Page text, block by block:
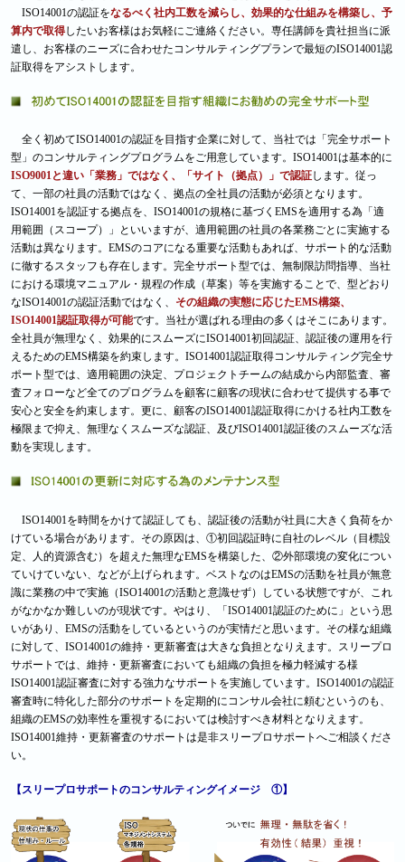
ISO14001の認証をなるべく社内工数を減らし、効果的な仕組みを構築し、予
算内で取得したいお客様はお気軽にご連絡ください。専任講師を貴社担当に派
遣し、お客様のニーズに合わせたコンサルティングプランで最短のISO14001認
証取得をアシストします。
全く初めてISO14001の認証を目指す企業に対して、当社では「完全サポート
型」のコンサルティングプログラムをご用意しています。ISO14001は基本的に
ISO9001と違い「業務」ではなく、「サイト（拠点）」で認証します。従っ
て、一部の社員の活動ではなく、拠点の全社員の活動が必須となります。
ISO14001を認証する拠点を、ISO14001の規格に基づくEMSを適用する為「適
用範囲（スコープ）」といいますが、適用範囲の社員の各業務ごとに実施する
活動は異なります。EMSのコアになる重要な活動もあれば、サポート的な活動
に徹するスタッフも存在します。完全サポート型では、無制限訪問指導、当社
における環境マニュアル・規程の作成（草案）等を実施することで、型どおり
なISO14001の認証活動ではなく、 その組織の実態に応じたEMS構築、
ISO14001認証取得が可能です。当社が選ばれる理由の多くはそこにあります。
全社員が無理なく、効果的にスムーズにISO14001初回認証、認証後の運用を行
えるためのEMS構築を約束します。ISO14001認証取得コンサルティング完全サ
ポート型では、適用範囲の決定、プロジェクトチームの結成から内部監査、審
査フォローなど全てのプログラムを顧客に顧客の現状に合わせて提供する事で
安心と安全を約束します。更に、顧客のISO14001認証取得にかける社内工数を
極限まで抑え、無理なくスムーズな認証、及びISO14001認証後のスムーズな活
動を実現します。
ISO14001を時間をかけて認証しても、認証後の活動が社員に大きく負荷をか
けている場合があります。その原因は、①初回認証時に自社のレベル（目標設
定、人的資源含む）を超えた無理なEMSを構築した、②外部環境の変化につい
ていけていない、などが上げられます。ベストなのはEMSの活動を社員が無意
識に業務の中で実施（ISO14001の活動と意識せず）している状態ですが、これ
がなかなか難しいのが現状です。やはり、「ISO14001認証のために」という思
いがあり、EMSの活動をしているというのが実情だと思います。その様な組織
に対して、ISO14001の維持・更新審査は大きな負担となりえます。スリープロ
サポートでは、維持・更新審査においても組織の負担を極力軽減する様
ISO14001認証審査に対する強力なサポートを実施しています。ISO14001の認証
審査時に特化した部分のサポートを定期的にコンサル会社に頼むというのも、
組織のEMSの効率性を重視するにおいては検討すべき材料となりえます。
ISO14001維持・更新審査のサポートは是非スリープロサポートへご相談くださ
い。
【スリープロサポートのコンサルティングイメージ ①】